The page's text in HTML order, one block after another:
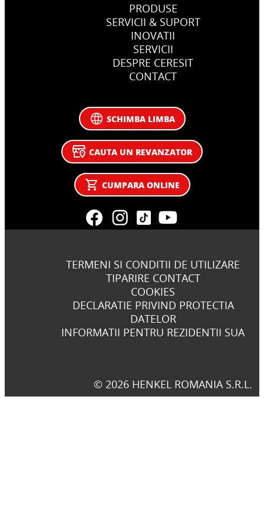
PRODUSE
SERVICII & SUPORT
INOVATII
SERVICII
DESPRE CERESIT
CONTACT
SCHIMBA LIMBA
CAUTA UN REVANZATOR
CUMPARA ONLINE
TERMENI SI CONDITII DE UTILIZARE
TIPARIRE CONTACT
COOKIES
DECLARATIE PRIVIND PROTECTIA
DATELOR
INFORMATII PENTRU REZIDENTII SUA
© 2026 HENKEL ROMANIA S.R.L.